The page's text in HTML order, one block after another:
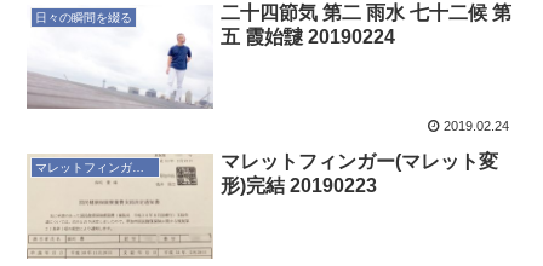
日々の瞬間を綴る
二十四節気 第二 雨水 七十二候 第
五 霞始靆 20190224
2019.02.24
マレットフィンガーになちゃった
マレットフィンガー(マレット変
形)完結 20190223